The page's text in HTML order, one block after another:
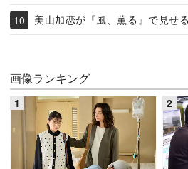
美山加恋が『風、薫る』で見せ
画像ランキング